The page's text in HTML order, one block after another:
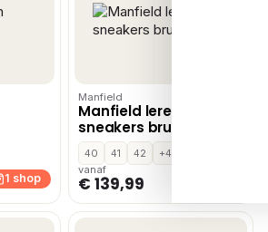
1 shop
Manfield
Manfield leren
sneakers bruin
40 41 42
+4
vanaf
€ 139,99